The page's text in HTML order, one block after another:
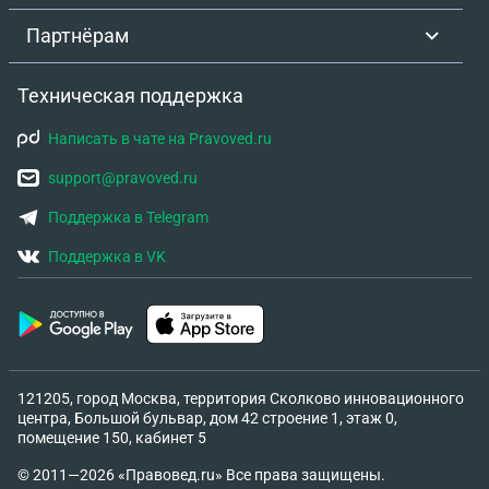
рассказывать, она уже приняла позицию, что ей
Партнёрам
Техническая поддержка
Написать в чате на Pravoved.ru
support@pravoved.ru
Поддержка в Telegram
Поддержка в VK
121205, город Москва, территория Сколково инновационного
центра, Большой бульвар, дом 42 строение 1, этаж 0,
помещение 150, кабинет 5
© 2011—2026 «Правовед.ru» Все права защищены.